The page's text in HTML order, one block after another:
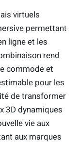
virtuels
permettant
ligne et les
rend
commode et
pour les
de transformer
3D dynamiques
vie aux
aux marques